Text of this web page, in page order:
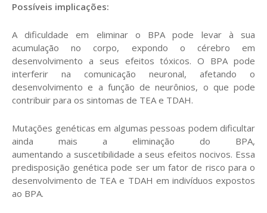
Possíveis implicações:
A dificuldade em eliminar o BPA pode levar à sua
acumulação no corpo, expondo o cérebro em
desenvolvimento a seus efeitos tóxicos. O BPA pode
interferir na comunicação neuronal, afetando o
desenvolvimento e a função de neurônios, o que pode
contribuir para os sintomas de TEA e TDAH.
Mutações genéticas em algumas pessoas podem dificultar
ainda mais a eliminação do BPA,
aumentando a suscetibilidade a seus efeitos nocivos. Essa
predisposição genética pode ser um fator de risco para o
desenvolvimento de TEA e TDAH em indivíduos expostos
ao BPA.